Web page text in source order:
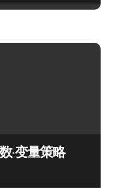
·变量策略